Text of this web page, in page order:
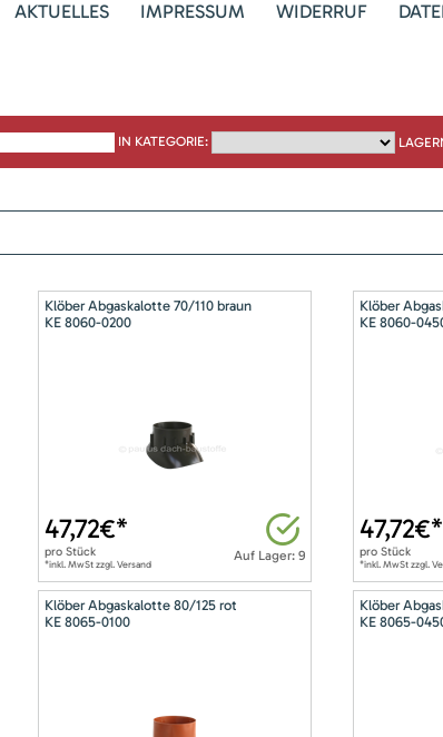
AKTUELLES IMPRESSUM WIDERRUF
IN KATEGORIE:
Klöber Abgaskalotte 70/110 braun
KE 8060-0200
Auf Lager: 9
47,72€*
pro Stück
*inkl. MwSt zzgl. Versand
Klöber
KE 8060-
47,72€*
pro Stück
*inkl. MwSt zzgl.
Klöber Abgaskalotte 80/125 rot
KE 8065-0100
Klöber
KE 8065-